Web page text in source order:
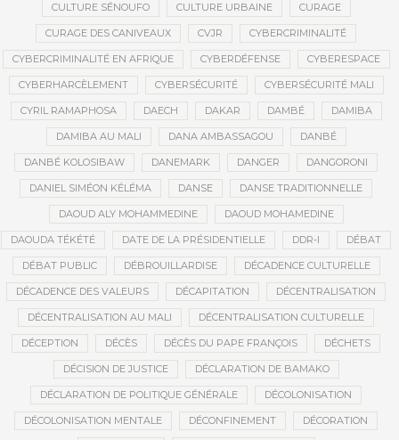
CULTURE SÉNOUFO CULTURE URBAINE CURAGE
CURAGE DES CANIVEAUX CVJR CYBERCRIMINALITÉ
CYBERCRIMINALITÉ EN AFRIQUE CYBERDÉFENSE CYBERESPACE
CYBERHARCÈLEMENT CYBERSÉCURITÉ CYBERSÉCURITÉ MALI
CYRIL RAMAPHOSA DAECH DAKAR DAMBÉ DAMIBA
DAMIBA AU MALI DANA AMBASSAGOU DANBÉ
DANBÉ KOLOSIBAW DANEMARK DANGER DANGORONI
DANIEL SIMÉON KÉLÉMA DANSE DANSE TRADITIONNELLE
DAOUD ALY MOHAMMEDINE DAOUD MOHAMEDINE
DAOUDA TÉKÉTÉ DATE DE LA PRÉSIDENTIELLE DDR-I DÉBAT
DÉBAT PUBLIC DÉBROUILLARDISE DÉCADENCE CULTURELLE
DÉCADENCE DES VALEURS DÉCAPITATION DÉCENTRALISATION
DÉCENTRALISATION AU MALI DÉCENTRALISATION CULTURELLE
DÉCEPTION DÉCÈS DÉCÈS DU PAPE FRANÇOIS DÉCHETS
DÉCISION DE JUSTICE DÉCLARATION DE BAMAKO
DÉCLARATION DE POLITIQUE GÉNÉRALE DÉCOLONISATION
DÉCOLONISATION MENTALE DÉCONFINEMENT DÉCORATION